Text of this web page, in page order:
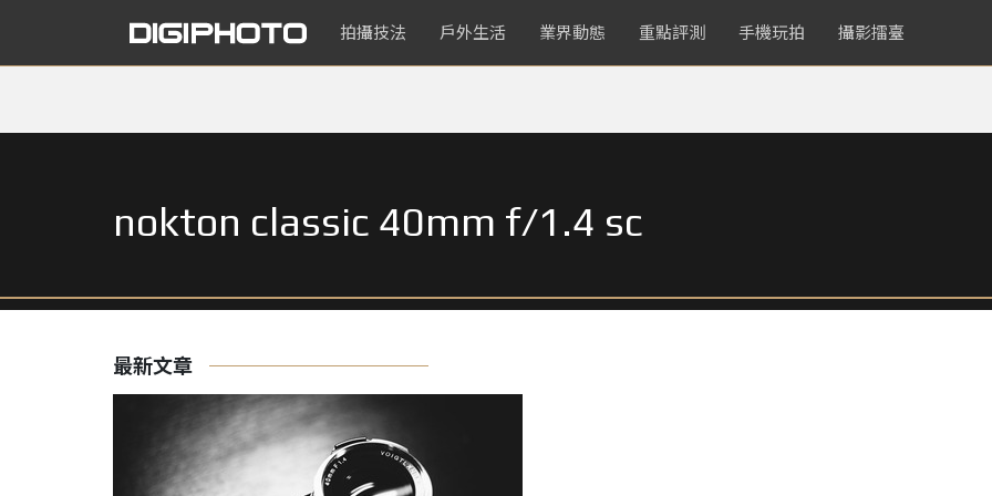
拍攝技法 戶外生活 業界動態 重點評測 手機玩拍 攝影擂臺
nokton classic 40mm f/1.4 sc
最新文章